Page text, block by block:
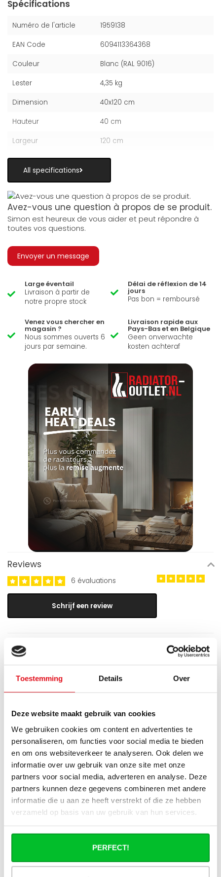
Toestemming Details Over
Deze website maakt gebruik van cookies
We gebruiken cookies om content en advertenties te
personaliseren, om functies voor social media te bieden
en om ons websiteverkeer te analyseren. Ook delen we
informatie over uw gebruik van onze site met onze
partners voor social media, adverteren en analyse. Deze
partners kunnen deze gegevens combineren met andere
informatie die u aan ze heeft verstrekt of die ze hebben
verzameld op basis van uw gebruik van hun services.
PERFECT!
Spécifications
Numéro de l'article 1959138
EAN Code 6094113364368
Couleur Blanc (RAL 9016)
Lester 4,35 kg
Dimension 40x120 cm
Hauteur 40 cm
Largeur 120 cm
All specifications
Avez-vous une question à propos de se produit.
Simon est heureux de vous aider et peut répondre à
toutes vos questions.
Envoyer un message
Large éventail
Livraison à partir de
notre propre stock
Délai de réflexion de 14
jours
Pas bon = remboursé
Venez vous chercher en
magasin ?
Nous sommes ouverts 6
jours par semaine.
Livraison rapide aux
Pays-Bas et en Belgique
Geen onverwachte
kosten achteraf
Reviews
6 évaluations
Schrijf een review
Voorplaat is mooi stevig en strak.
Sandra Publié le 14 janvier 2025 at 15:55
De voorplaat is eenvoudig zelf te plaatsen.
Siem Publié le 7 janvier 2025 at 14:06
Mooie oplossing en kostenbesparend.
Fred Publié le 6 décembre 2024 at 17:18
Radiator heeft door de voorplaat een moderne uitstraling
gekregen.
Publié le 22 novembre 2024 at 16:50
Goede kwaliteit voorplaat en in een mooie zijdeachtige glans.